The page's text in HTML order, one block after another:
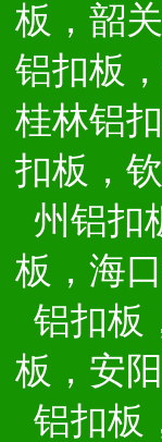
板，韶
铝扣板
桂林铝
扣板，
州铝扣
板，海
铝扣板
板，安
铝扣板